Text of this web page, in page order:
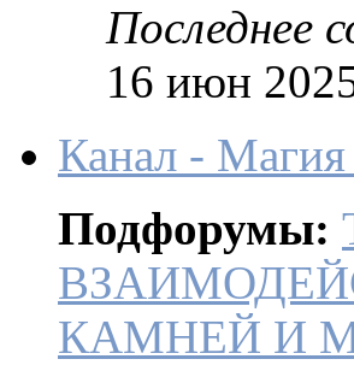
Последнее
16 июн
Канал - Магия
Подфорумы:
КАМНЕЙ И